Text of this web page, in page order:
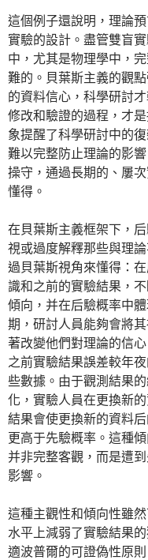
這個例子還說明，理論
實驗的設計。盡管雙盲
中，尤其是物理學中，
難的。貝葉斯主義的觀
的資料信心，科學研討
修改和驗證的過程，才
象提醒了科學研討中的
難以完整防止理論的影
操守，通過長期的、屢
懂得。
在貝葉斯主義框架下，
視或過度解釋那些與理
過貝葉斯視角來懂得：
識和之前的實驗結果，
傾向，并在后驗概率中
期，研討人員能夠會將
著改變他們對理論的信
之前實驗結果誤差較年
些數據。由于觀測結果
化，實驗人員在更換新
結果會使更換新的資料
更高于先驗概率。這種
并非完整客觀，而是遭
影響。
這種主觀性和傾向性雖
水平上減弱了實驗結果
適波普爾的可證偽性原